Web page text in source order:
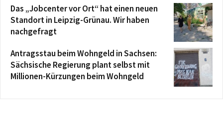
Das „Jobcenter vor Ort“ hat einen neuen
Standort in Leipzig-Grünau. Wir haben
nachgefragt
Antragsstau beim Wohngeld in Sachsen:
Sächsische Regierung plant selbst mit
Millionen-Kürzungen beim Wohngeld